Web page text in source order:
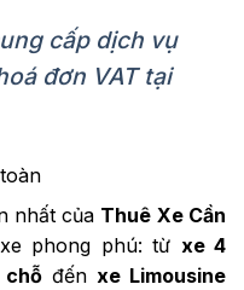
cấp dịch vụ
đơn VAT tại
nhất của Thuê Xe Cần
phong phú: từ xe 4
chỗ đếnxe Limousine